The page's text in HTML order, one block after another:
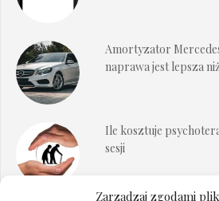
Zarządzaj zgodami
Amortyzator
naprawa jest lepsza
Ile kosztuje
sesji